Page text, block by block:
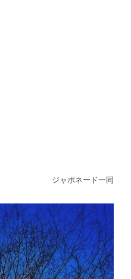
ジャポネード一同